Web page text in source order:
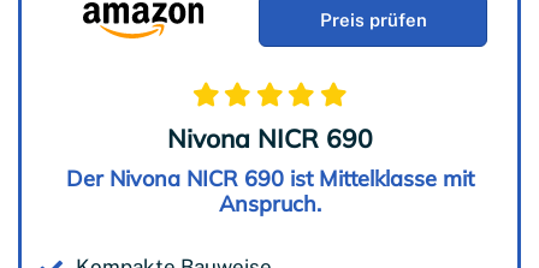
Nivona NICR 690
Der Nivona NICR 690 ist Mittelklasse mit
Anspruch.
Preis prüfen